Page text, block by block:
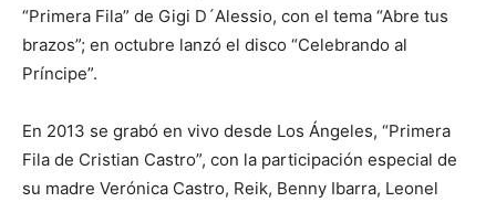
“Primera Fila” de Gigi D´Alessio, con el tema “Abre tus
brazos”; en octubre lanzó el disco “Celebrando al
Príncipe”.
En 2013 se grabó en vivo desde Los Ángeles, “Primera
Fila de Cristian Castro”, con la participación especial de
su madre Verónica Castro, Reik, Benny Ibarra, Leonel